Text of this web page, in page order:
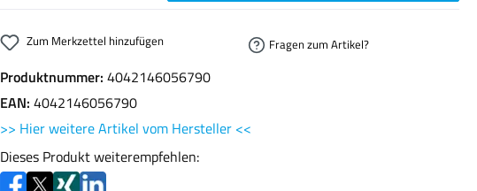
Zum Merkzettel hinzufügen Fragen zum Artikel?
Produktnummer: 4042146056790
EAN: 4042146056790
>> Hier weitere Artikel vom Hersteller <<
Dieses Produkt weiterempfehlen: